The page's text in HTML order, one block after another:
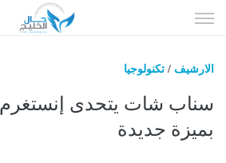
الى
الارشيف / تكنولوجيا
سناب شات يتحدى
بميزة جديدة